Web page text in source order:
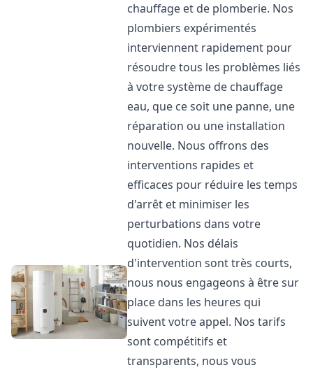
chauffage et de plomberie. Nos
plombiers expérimentés
interviennent rapidement pour
résoudre tous les problèmes liés
à votre système de chauffage
eau, que ce soit une panne, une
réparation ou une installation
nouvelle. Nous offrons des
interventions rapides et
efficaces pour réduire les temps
d'arrêt et minimiser les
perturbations dans votre
quotidien. Nos délais
d'intervention sont très courts,
nous nous engageons à être sur
place dans les heures qui
suivent votre appel. Nos tarifs
sont compétitifs et
transparents, nous vous